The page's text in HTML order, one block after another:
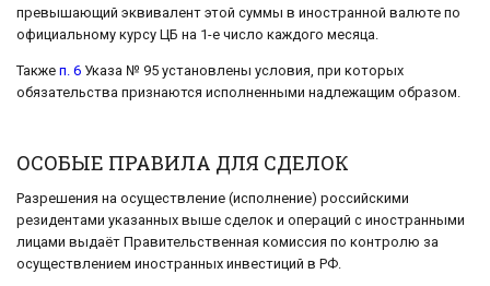
превышающий эквивалент этой суммы в иностранной валюте по
официальному курсу ЦБ на 1-е число каждого месяца.
Также п. 6 Указа № 95 установлены условия, при которых
обязательства признаются исполненными надлежащим образом.
ОСОБЫЕ ПРАВИЛА ДЛЯ СДЕЛОК
Разрешения на осуществление (исполнение) российскими
резидентами указанных выше сделок и операций с иностранными
лицами выдаёт Правительственная комиссия по контролю за
осуществлением иностранных инвестиций в РФ.